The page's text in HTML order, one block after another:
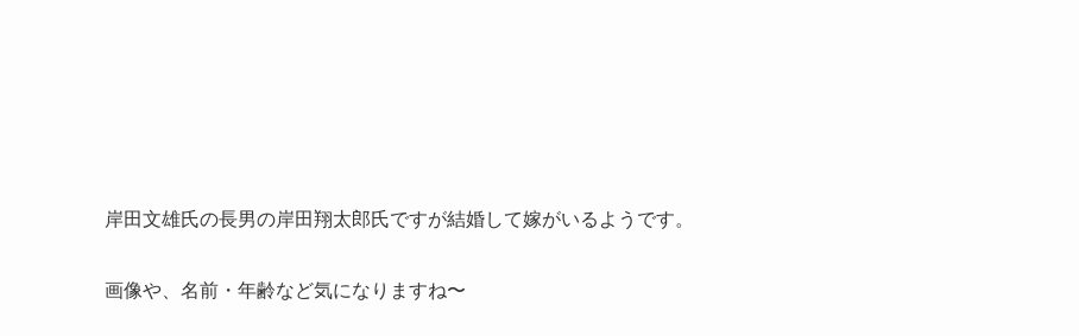
岸田文雄氏の長男の岸田翔太郎氏ですが結婚して嫁がいるようです。
画像や、名前・年齢など気になりますね〜